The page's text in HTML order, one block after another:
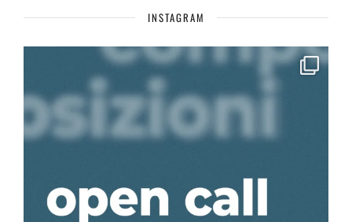
INSTAGRAM